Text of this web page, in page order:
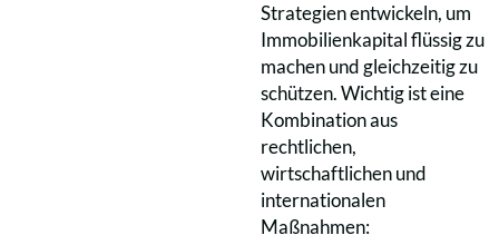
Strategien entwickeln, um
Immobilienkapital flüssig zu
machen und gleichzeitig zu
schützen. Wichtig ist eine
Kombination aus
rechtlichen,
wirtschaftlichen und
internationalen
Maßnahmen: